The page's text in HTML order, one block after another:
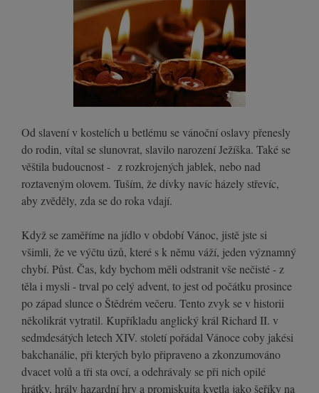
Od slavení v kostelích u betlému se vánoční oslavy přenesly
do rodin, vítal se slunovrat, slavilo narození Ježíška. Také se
věštila budoucnost - z rozkrojených jablek, nebo nad
roztaveným olovem. Tuším, že dívky navíc házely střevíc,
aby zvěděly, zda se do roka vdají.
Když se zaměříme na jídlo v období Vánoc, jistě jste si
všimli, že ve výčtu úzů, které s k němu váží, jeden významný
chybí. Půst. Čas, kdy bychom měli odstranit vše nečisté - z
těla i mysli - trval po celý advent, to jest od počátku prosince
po západ slunce o Štědrém večeru. Tento zvyk se v historii
několikrát vytratil. Kupříkladu anglický král Richard II. v
sedmdesátých letech XIV. století pořádal Vánoce coby jakési
bakchanálie, při kterých bylo připraveno a zkonzumováno
dvacet volů a tři sta ovcí, a odehrávaly se při nich opilé
hrátky, hrály hazardní hry a promiskuita kvetla jako šeříky na